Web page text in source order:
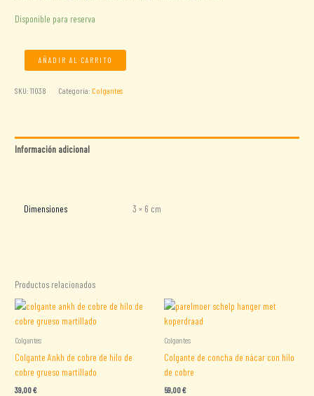
Disponible para reserva
la
morada/rosa
AÑADIR AL CARRITO
SKU:11038 Categoría: Colgantes
Información adicional
Dimensiones 3 × 6 cm
Productos relacionados
Colgantes
Colgante Ankh de cobre de hilo de
cobre grueso martillado
39,00€
Colgantes
Colgante de concha de nácar con hilo
de cobre
59,00€